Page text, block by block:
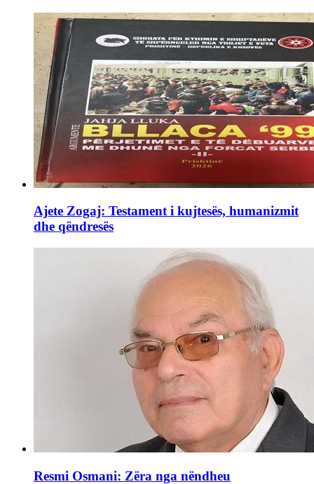
Ajete Zogaj: Testament i kujtesës, humanizmit
dhe qëndresës
Resmi Osmani: Zëra nga nëndheu